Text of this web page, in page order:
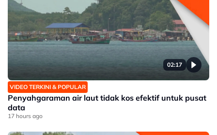
02:17
VIDEO TERKINI & POPULAR
Penyahgaraman air laut tidak kos efektif untuk pusat
data
17 hours ago